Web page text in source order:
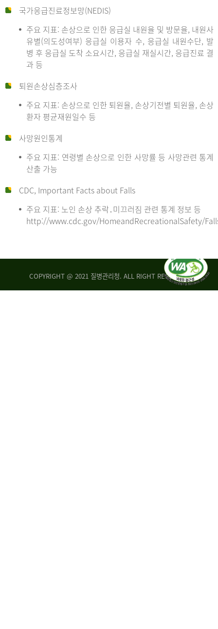
국가응급진료정보망(NEDIS)
주요 지표: 손상으로 인한 응급실 내원율 및 방문율, 내원사
유별(의도성여부) 응급실 이용자 수, 응급실 내원수단, 발
병 후 응급실 도착 소요시간, 응급실 재실시간, 응급진료 결
과 등
퇴원손상심층조사
주요 지표: 손상으로 인한 퇴원율, 손상기전별 퇴원율, 손상
환자 평균재원일수 등
사망원인통계
주요 지표: 연령별 손상으로 인한 사망률 등 사망관련 통계
산출 가능
CDC, Important Facts about Falls
주요 지표: 노인 손상 추락․미끄러짐 관련 통계 정보 등
http://www.cdc.gov/HomeandRecreationalSafety/
COPYRIGHT @ 2021 질병관리청. ALL RIGHT RESERVED